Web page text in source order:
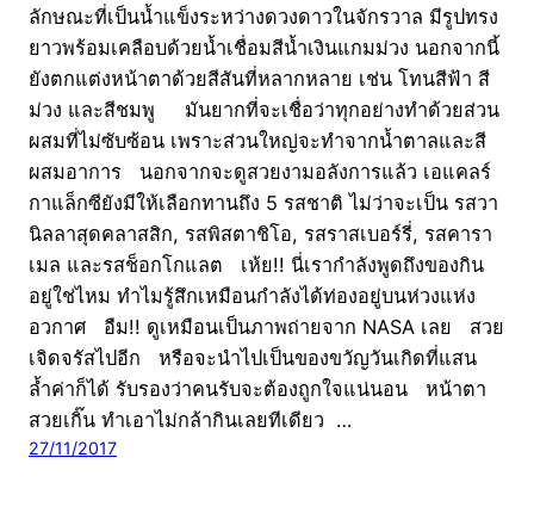
ลักษณะที่เป็นน้ำแข็งระหว่างดวงดาวในจักรวาล มีรูปทรง
ยาวพร้อมเคลือบด้วยน้ำเชื่อมสีน้ำเงินแกมม่วง นอกจากนี้
ยังตกแต่งหน้าตาด้วยสีสันที่หลากหลาย เช่น โทนสีฟ้า สี
ม่วง และสีชมพู มันยากที่จะเชื่อว่าทุกอย่างทำด้วยส่วน
ผสมที่ไม่ซับซ้อน เพราะส่วนใหญ่จะทำจากน้ำตาลและสี
ผสมอาการ นอกจากจะดูสวยงามอลังการแล้ว เอแคลร์
กาแล็กซียังมีให้เลือกทานถึง 5 รสชาติ ไม่ว่าจะเป็น รสวา
นิลลาสุดคลาสสิก, รสพิสตาชิโอ, รสราสเบอร์รี่, รสคารา
เมล และรสช็อกโกแลต เห้ย!! นี่เรากำลังพูดถึงของกิน
อยู่ใช่ไหม ทำไมรู้สึกเหมือนกำลังได้ท่องอยู่บนห่วงแห่ง
อวกาศ อืม!! ดูเหมือนเป็นภาพถ่ายจาก NASA เลย สวย
เจิดจรัสไปอีก หรือจะนำไปเป็นของขวัญวันเกิดที่แสน
ล้ำค่าก็ได้ รับรองว่าคนรับจะต้องถูกใจแน่นอน หน้าตา
สวยเกิ๊น ทำเอาไม่กล้ากินเลยทีเดียว …
27/11/2017